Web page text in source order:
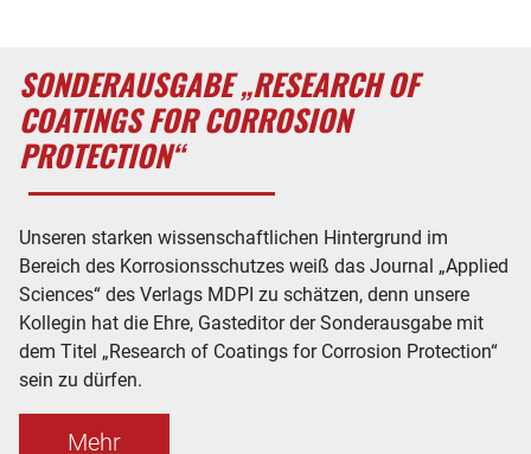
SONDERAUSGABE „RESEARCH OF
COATINGS FOR CORROSION
PROTECTION“
Unseren starken wissenschaftlichen Hintergrund im
Bereich des Korrosionsschutzes weiß das Journal „Applied
Sciences“ des Verlags MDPI zu schätzen, denn unsere
Kollegin hat die Ehre, Gasteditor der Sonderausgabe mit
dem Titel „Research of Coatings for Corrosion Protection“
sein zu dürfen.
Mehr